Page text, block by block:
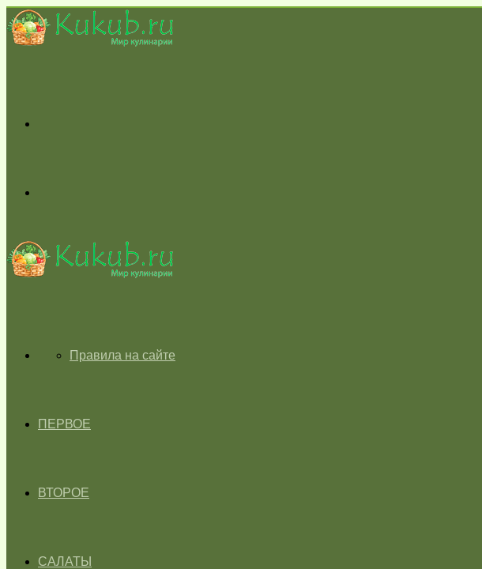
skin
ГЛАВНАЯПравила на сайте
ПЕРВОЕ
ВТОРОЕ
САЛАТЫ